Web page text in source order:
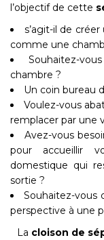
l’objectif de cette
s’agit-il de
comme une
Souhaitez-
chambre ?
Un coin bureau
Voulez-vous
remplacer par une
Avez-vous
pour accueillir
domestique qui
sortie ?
Souhaitez-vous
perspective à une
La cloison de